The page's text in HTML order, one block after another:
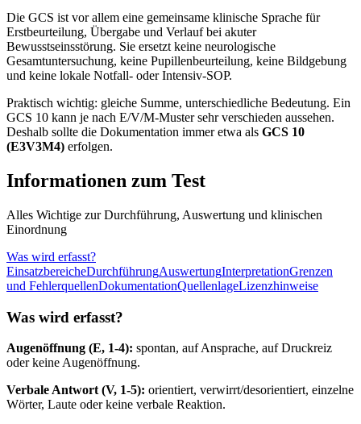
Die GCS ist vor allem eine gemeinsame klinische Sprache für
Erstbeurteilung, Übergabe und Verlauf bei akuter
Bewusstseinsstörung. Sie ersetzt keine neurologische
Gesamtuntersuchung, keine Pupillenbeurteilung, keine Bildgebung
und keine lokale Notfall- oder Intensiv-SOP.
Praktisch wichtig: gleiche Summe, unterschiedliche Bedeutung. Ein
GCS 10 kann je nach E/V/M-Muster sehr verschieden aussehen.
Deshalb sollte die Dokumentation immer etwa als GCS 10
(E3V3M4) erfolgen.
Informationen zum Test
Alles Wichtige zur Durchführung, Auswertung und klinischen
Einordnung
Was wird erfasst?
EinsatzbereicheDurchführungAuswertungInterpretationGrenzen
und FehlerquellenDokumentationQuellenlageLizenzhinweise
Was wird erfasst?
Augenöffnung (E, 1-4): spontan, auf Ansprache, auf Druckreiz
oder keine Augenöffnung.
Verbale Antwort (V, 1-5): orientiert, verwirrt/desorientiert, einzelne
Wörter, Laute oder keine verbale Reaktion.